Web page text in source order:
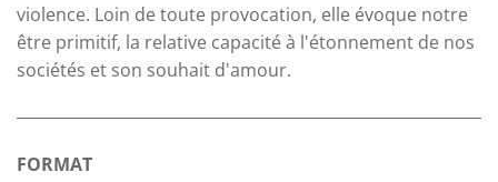
violence. Loin de toute provocation, elle évoque notre
être primitif, la relative capacité à l'étonnement de nos
sociétés et son souhait d'amour.
FORMAT